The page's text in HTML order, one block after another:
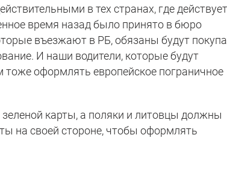
в тех странах, где
время назад было принято в бюро
въезжают в РБ, обязаны будут
И наши водители, которые будут
оформлять европейское пограничное
карты, а поляки и литовцы должны
на своей стороне, чтобы оформлять